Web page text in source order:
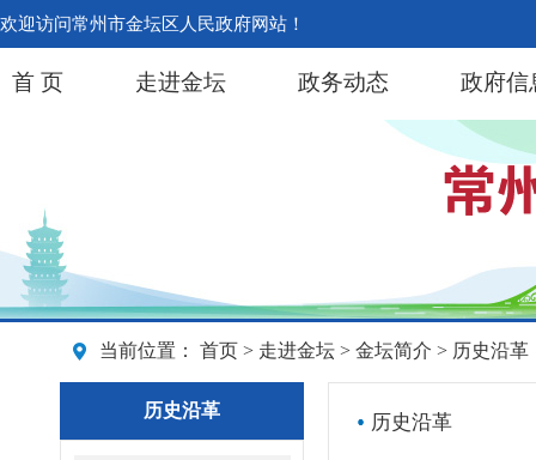
欢迎访问常州市金坛区人民政府网站！
首 页 走进金坛 政务动态 政府信
当前位置： 首页 > 走进金坛 > 金坛简介 > 历史沿革
历史沿革
历史沿革